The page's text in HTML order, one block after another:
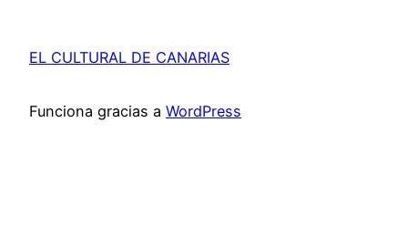
EL CULTURAL DE CANARIAS
Funciona gracias a WordPress